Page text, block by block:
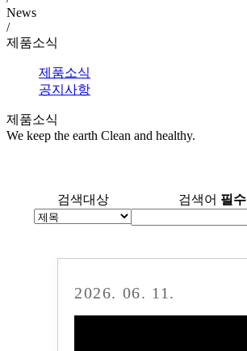
News
/
제품소식
제품소식
공지사항
제품소식
We keep the earth Clean and healthy.
검색대상 검색어 필수
2026. 06. 11.